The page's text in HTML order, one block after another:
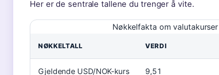
Her er de sentrale tallene du trenger å vite.
Nøkkelfakta om valutakurser
NØKKELTALL VERDI
Gjeldende USD/NOK-kurs 9,51